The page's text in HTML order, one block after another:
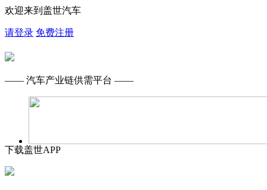
欢迎来到盖世汽车
请登录 免费注册
—— 汽车产业链供需平台 ——
下载盖世APP